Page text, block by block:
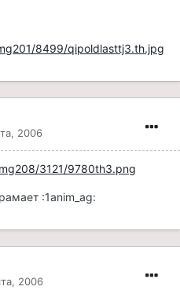
8499/qipoldlasttj3.th.jpg
2006
3121/9780th3.png
:1anim_ag:
2006